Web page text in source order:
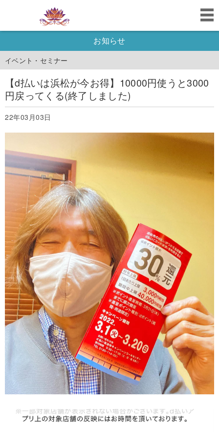
お知らせ
イベント・セミナー
【d払いは浜松が今お得】10000円使うと3000
円戻ってくる(終了しました)
22年03月03日